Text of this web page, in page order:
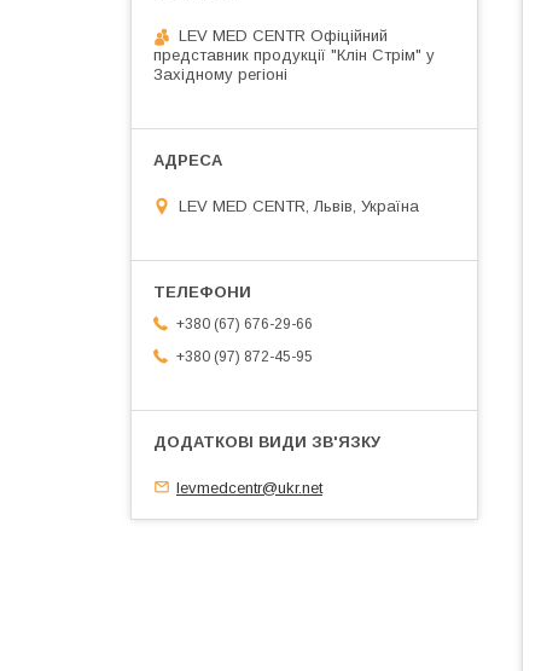
LEV MED CENTR Офіційний
представник продукції "Клін Стрім" у
Західному регіоні
LEV MED CENTR, Львів, Україна
+380 (67) 676-29-66
+380 (97) 872-45-95
levmedcentr@ukr.net